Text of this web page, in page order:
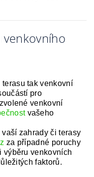
venkovního
terasu tak venkovní
pro
venkovní
vašeho
zahrady či terasy
za případné poruchy
výběru venkovních
faktorů.